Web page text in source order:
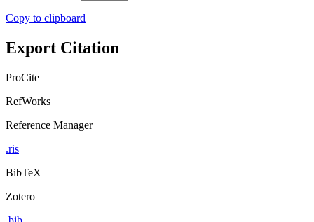
Copy to clipboard
Export Citation
ProCite
RefWorks
Reference Manager
.ris
BibTeX
Zotero